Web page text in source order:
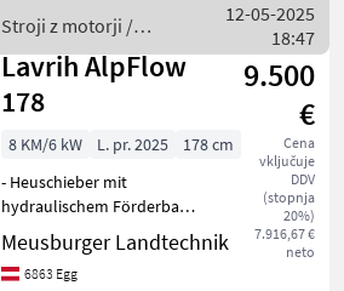
hydraulisch Rechts- Li
Stroji z motorji /
Lavrih
12-05-2025
18:47
Lavrih AlpFlow
178
9.500
€
Cena
vključuje
DDV
(stopnja
20%)
7.916,67 €
neto
8 KM/6 kW L. pr. 2025
178 cm
- Heuschieber mit
hydraulischem Förderband
(rechts-, linkslauf), - ideal
für kleinere Mäher ab ca.
9PS (Rapid Swiss, Reform
Meusburger Landtechnik
6863 Egg